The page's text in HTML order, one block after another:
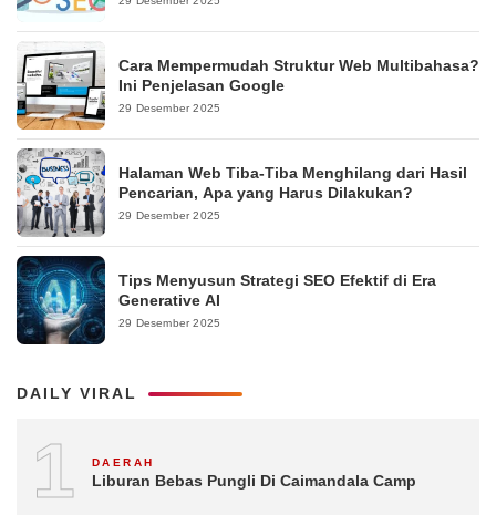
Cara Mempermudah Struktur Web Multibahasa?
Ini Penjelasan Google
29 Desember 2025
Halaman Web Tiba-Tiba Menghilang dari Hasil
Pencarian, Apa yang Harus Dilakukan?
29 Desember 2025
Tips Menyusun Strategi SEO Efektif di Era
Generative AI
29 Desember 2025
DAILY VIRAL
1 DAERAH
Liburan Bebas Pungli Di Caimandala Camp